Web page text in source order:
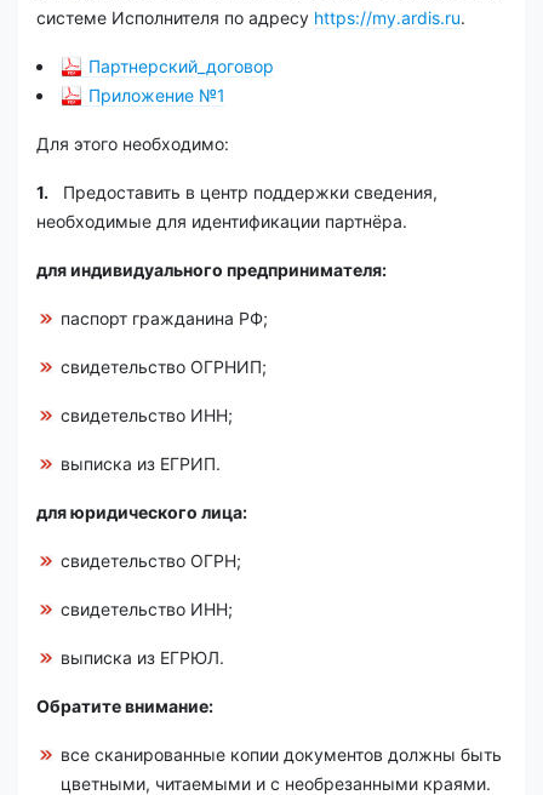
системе Исполнителя по адресу https://my.ardis.ru.
Партнерский_договор
Приложение №1
Для этого необходимо:
1. Предоставить в центр поддержки сведения,
необходимые для идентификации партнёра.
для индивидуального предпринимателя:
паспорт гражданина РФ;
свидетельство ОГРНИП;
свидетельство ИНН;
выписка из ЕГРИП.
для юридического лица:
свидетельство ОГРН;
свидетельство ИНН;
выписка из ЕГРЮЛ.
Обратите внимание:
все сканированные копии документов должны быть
цветными, читаемыми и с необрезанными краями.